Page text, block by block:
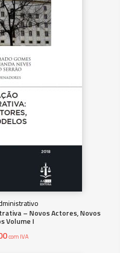
– Novos Actores, Novos
Volume I
com IVA